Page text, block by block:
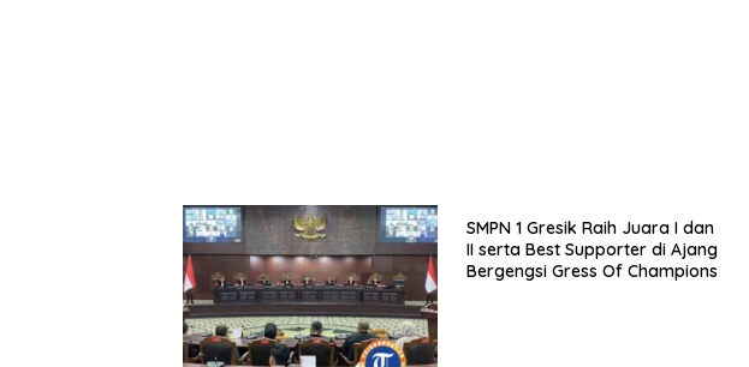
SMPN 1 Gresik Raih Juara I dan
II serta Best Supporter di Ajang
Bergengsi Gress Of Champions